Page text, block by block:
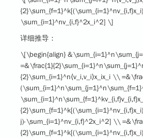
\sum_{i=1}^nv_{i,f}^2x_i^2] \]
详细推导：
\[\begin{align}
{2}\sum_{i=1}^n⟨v_i,v_i⟩x_ix_i \\
j)-\sum_{i=1}^nv_{i,f}^2x_i^2] \\